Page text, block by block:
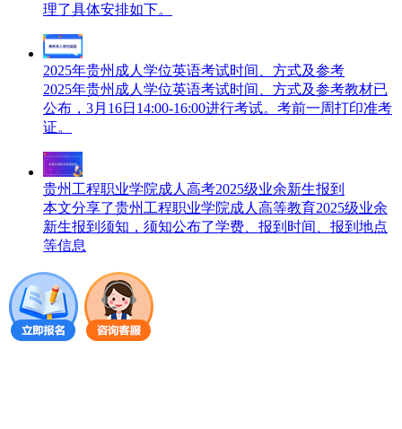
理了具体安排如下。
2025年贵州成人学位英语考试时间、方式及参考
2025年贵州成人学位英语考试时间、方式及参考教材已
公布，3月16日14:00-16:00进行考试。考前一周打印准考
证。
贵州工程职业学院成人高考2025级业余新生报到
本文分享了贵州工程职业学院成人高等教育2025级业余
新生报到须知，须知公布了学费、报到时间、报到地点
等信息